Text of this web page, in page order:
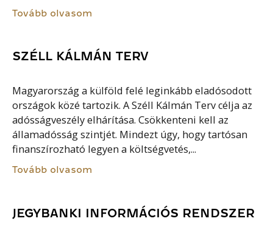
Tovább olvasom
SZÉLL KÁLMÁN TERV
Magyarország a külföld felé leginkább eladósodott
országok közé tartozik. A Széll Kálmán Terv célja az
adósságveszély elhárítása. Csökkenteni kell az
államadósság szintjét. Mindezt úgy, hogy tartósan
finanszírozható legyen a költségvetés,...
Tovább olvasom
JEGYBANKI INFORMÁCIÓS RENDSZER